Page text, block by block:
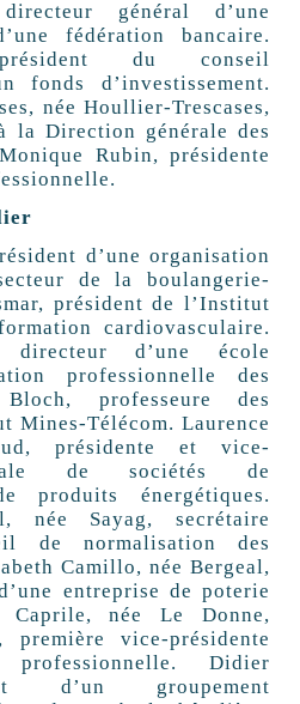
général d’une
fédération bancaire.
du conseil
fonds d’investissement.
née Houllier-Trescases,
la Direction générale des
Rubin, présidente
d’une organisation
de la boulangerie-
président de l’Institut
cardiovasculaire.
directeur d’une école
professionnelle des
professeure des
Mines-Télécom. Laurence
présidente et vice-
de sociétés de
produits énergétiques.
née Sayag, secrétaire
de normalisation des
Camillo, née Bergeal,
entreprise de poterie
Caprile, née Le Donne,
première vice-présidente
professionnelle. Didier
d’un groupement